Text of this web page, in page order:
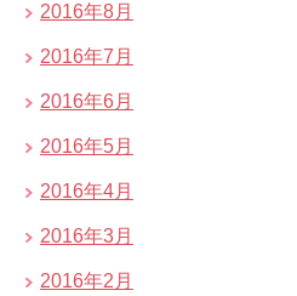
2016年8月
2016年7月
2016年6月
2016年5月
2016年4月
2016年3月
2016年2月